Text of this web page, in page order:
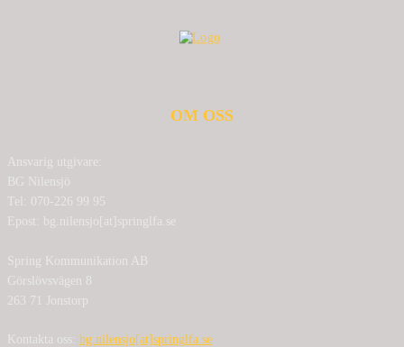
OM OSS
Ansvarig utgivare:
BG Nilensjö
Tel: 070-226 99 95
Epost: bg.nilensjo[at]springlfa.se
Spring Kommunikation AB
Görslövsvägen 8
263 71 Jonstorp
Kontakta oss: bg.nilensjo[at]springlfa.se